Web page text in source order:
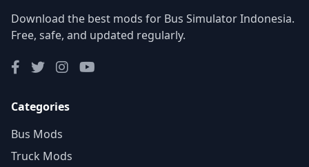
Download the best mods for Bus Simulator Indonesia.
Free, safe, and updated regularly.
Categories
Bus Mods
Truck Mods